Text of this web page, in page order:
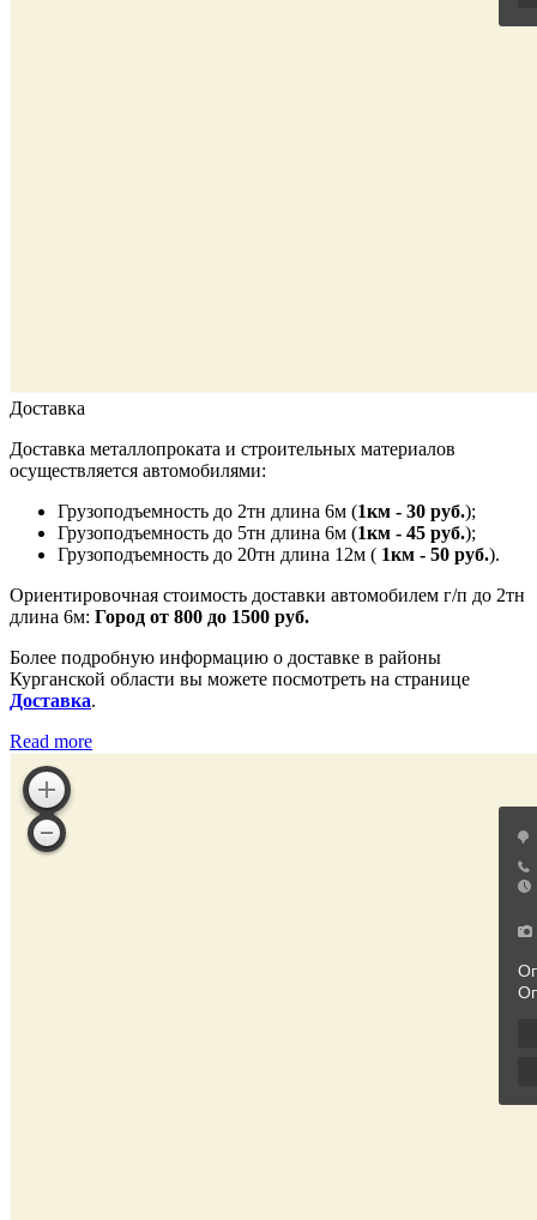
Доставка
Доставка металлопроката и строительных материалов
осуществляется автомобилями:
Грузоподъемность до 2тн длина 6м (1км - 30 руб.);
Грузоподъемность до 5тн длина 6м (1км - 45 руб.);
Грузоподъемность до 20тн длина 12м ( 1км - 50 руб.).
Ориентировочная стоимость доставки автомобилем г/п до 2тн
длина 6м: Город от 800 до 1500 руб.
Более подробную информацию о доставке в районы
Курганской области вы можете посмотреть на странице
Доставка.
Read more